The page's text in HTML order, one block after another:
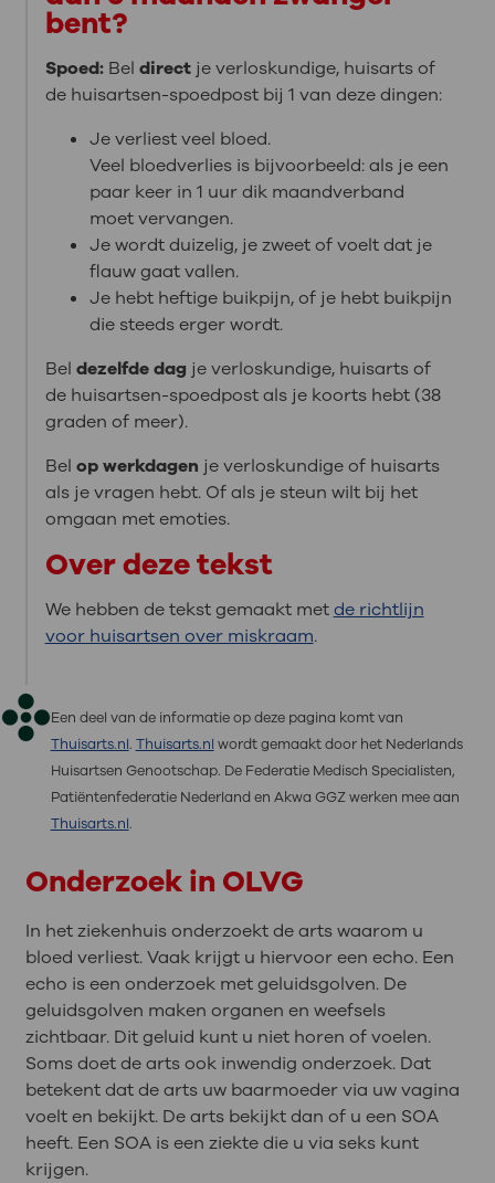
bent?
Spoed:Bel directje verloskundige, huisarts of
de huisartsen-spoedpost bij 1 van deze dingen:
Je verliest veel bloed.
Veel bloedverlies is bijvoorbeeld: als je een
paar keer in 1 uur dik maandverband
moet vervangen.
Je wordt duizelig, je zweet of voelt dat je
flauw gaat vallen.
Je hebt heftige buikpijn, of je hebt buikpijn
die steeds erger wordt.
Bel dezelfde dagje verloskundige, huisarts of
de huisartsen-spoedpost als je koorts hebt (38
graden of meer).
Bel op werkdagen je verloskundige of huisarts
als je vragen hebt. Of als je steun wilt bij het
omgaan met emoties.
Over deze tekst
We hebben de tekst gemaakt metde richtlijn
voor huisartsen over miskraam.
Een deel van de informatie op deze pagina komt van
Thuisarts.nl. Thuisarts.nl wordt gemaakt door het Nederlands
Huisartsen Genootschap. De Federatie Medisch Specialisten,
Patiëntenfederatie Nederland en Akwa GGZ werken mee aan
Thuisarts.nl.
Onderzoek in OLVG
In het ziekenhuis onderzoekt de arts waarom u
bloed verliest. Vaak krijgt u hiervoor een echo. Een
echo is een onderzoek met geluidsgolven. De
geluidsgolven maken organen en weefsels
zichtbaar. Dit geluid kunt u niet horen of voelen.
Soms doet de arts ook inwendig onderzoek. Dat
betekent dat de arts uw baarmoeder via uw vagina
voelt en bekijkt. De arts bekijkt dan of u een SOA
heeft. Een SOA is een ziekte die u via seks kunt
krijgen.